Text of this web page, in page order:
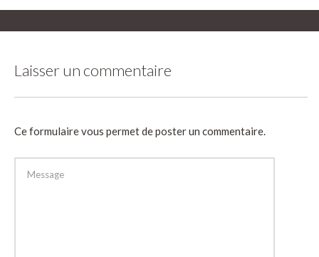
Laisser un commentaire
Ce formulaire vous permet de poster un commentaire.